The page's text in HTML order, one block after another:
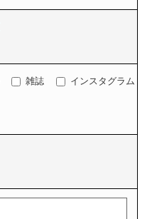
雑誌
インスタグラム